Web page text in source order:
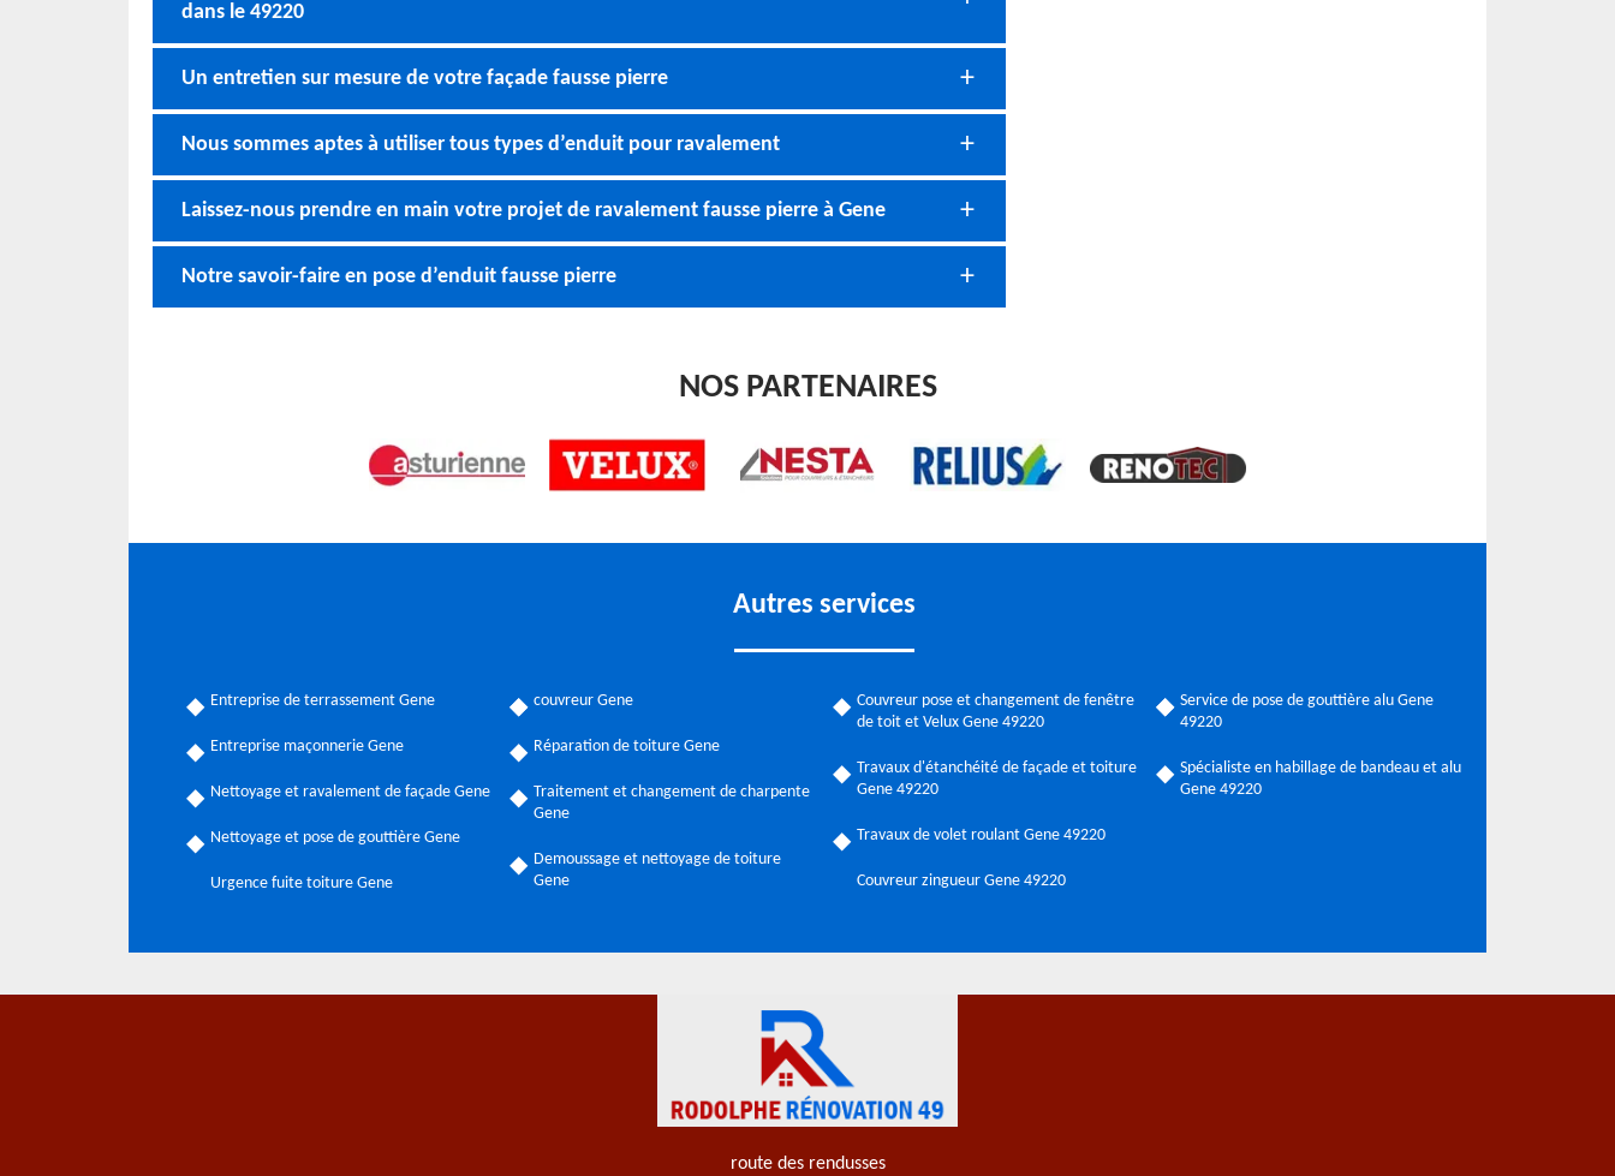
dans le 49220
Un entretien sur mesure de votre façade fausse pierre
Nous sommes aptes à utiliser tous types d’enduit pour ravalement
Laissez-nous prendre en main votre projet de ravalement fausse pierre à Gene
Notre savoir-faire en pose d’enduit fausse pierre
NOS PARTENAIRES
Autres services
Entreprise de terrassement Gene
Entreprise maçonnerie Gene
Nettoyage et ravalement de façade Gene
Nettoyage et pose de gouttière Gene
Urgence fuite toiture Gene
couvreur Gene
Réparation de toiture Gene
Traitement et changement de charpente
Gene
Demoussage et nettoyage de toiture
Gene
Couvreur pose et changement de fenêtre
de toit et Velux Gene 49220
Travaux d'étanchéité de façade et toiture
Gene 49220
Travaux de volet roulant Gene 49220
Couvreur zingueur Gene 49220
Service de pose de gouttière alu Gene
49220
Spécialiste en habillage de bandeau et alu
Gene 49220
route des rendusses